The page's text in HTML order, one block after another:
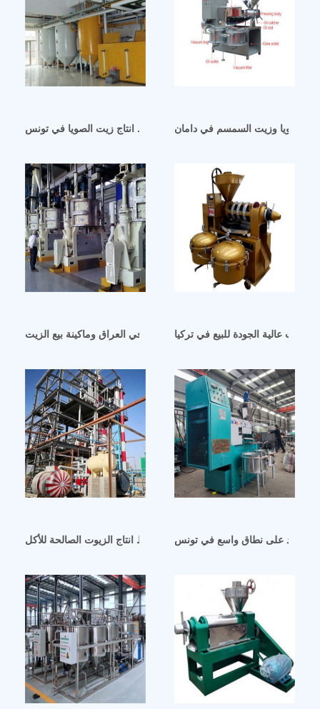
آلة عصر الزيت-خط انتاج زيت الصويا في تونس
خط إنتاج معصرة الزيت في العراق وماكينة بيع الزيتالزيت عالية الجودة للبيع في تركيا
كوت امامة موردي خط انتاج الزيوت الصالحة للأكلالهند على نطاق واسع في تونس